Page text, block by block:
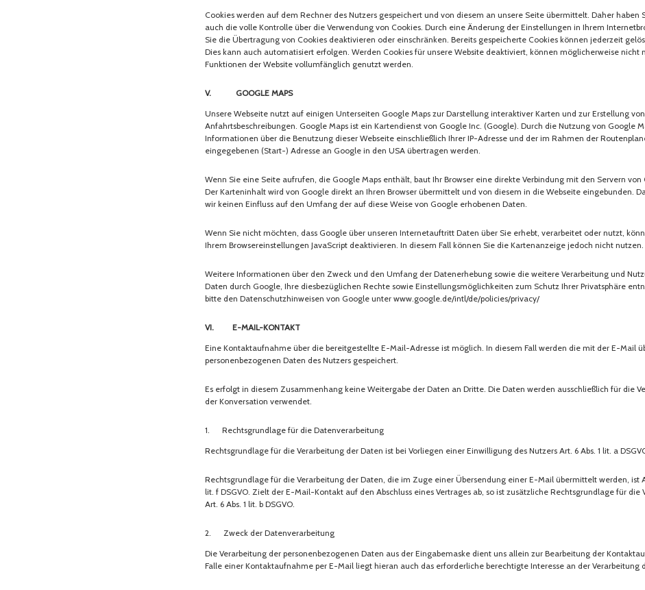
Cookies werden auf dem Rechner des Nutzers gespeichert und von diesem an unsere Seite übermittelt. Daher haben
auch die volle Kontrolle über die Verwendung von Cookies. Durch eine Änderung der Einstellungen in Ihrem
Sie die Übertragung von Cookies deaktivieren oder einschränken. Bereits gespeicherte Cookies können jederzeit
Dies kann auch automatisiert erfolgen. Werden Cookies für unsere Website deaktiviert, können möglicherweise nicht
Funktionen der Website vollumfänglich genutzt werden.
V. Google Maps
Unsere Webseite nutzt auf einigen Unterseiten Google Maps zur Darstellung interaktiver Karten und zur Erstellung von
Anfahrtsbeschreibungen. Google Maps ist ein Kartendienst von Google Inc. (Google). Durch die Nutzung von Google
Informationen über die Benutzung dieser Webseite einschließlich Ihrer IP-Adresse und der im Rahmen der
eingegebenen (Start-) Adresse an Google in den USA übertragen werden.
Wenn Sie eine Seite aufrufen, die Google Maps enthält, baut Ihr Browser eine direkte Verbindung mit den Servern von
Der Karteninhalt wird von Google direkt an Ihren Browser übermittelt und von diesem in die Webseite eingebunden.
wir keinen Einfluss auf den Umfang der auf diese Weise von Google erhobenen Daten.
Wenn Sie nicht möchten, dass Google über unseren Internetauftritt Daten über Sie erhebt, verarbeitet oder nutzt,
Ihrem Browsereinstellungen JavaScript deaktivieren. In diesem Fall können Sie die Kartenanzeige jedoch nicht nutzen.
Weitere Informationen über den Zweck und den Umfang der Datenerhebung sowie die weitere Verarbeitung und
Daten durch Google, Ihre diesbezüglichen Rechte sowie Einstellungsmöglichkeiten zum Schutz Ihrer Privatsphäre
bitte den Datenschutzhinweisen von Google unter www.google.de/intl/de/policies/privacy/
VI. E-Mail-Kontakt
Eine Kontaktaufnahme über die bereitgestellte E-Mail-Adresse ist möglich. In diesem Fall werden die mit der E-Mail
personenbezogenen Daten des Nutzers gespeichert.
Es erfolgt in diesem Zusammenhang keine Weitergabe der Daten an Dritte. Die Daten werden ausschließlich für die
der Konversation verwendet.
1. Rechtsgrundlage für die Datenverarbeitung
Rechtsgrundlage für die Verarbeitung der Daten ist bei Vorliegen einer Einwilligung des Nutzers Art. 6 Abs. 1 lit. a
Rechtsgrundlage für die Verarbeitung der Daten, die im Zuge einer Übersendung einer E-Mail übermittelt werden, ist
lit. f DSGVO. Zielt der E-Mail-Kontakt auf den Abschluss eines Vertrages ab, so ist zusätzliche Rechtsgrundlage für die
Art. 6 Abs. 1 lit. b DSGVO.
2. Zweck der Datenverarbeitung
Die Verarbeitung der personenbezogenen Daten aus der Eingabemaske dient uns allein zur Bearbeitung der
Falle einer Kontaktaufnahme per E-Mail liegt hieran auch das erforderliche berechtigte Interesse an der Verarbeitung